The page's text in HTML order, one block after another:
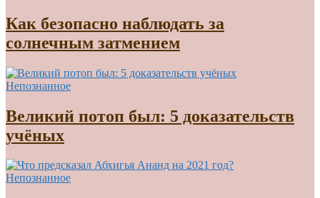
Как безопасно наблюдать за
солнечным затмением
Непознанное
Великий потоп был: 5 доказательств
учёных
Непознанное